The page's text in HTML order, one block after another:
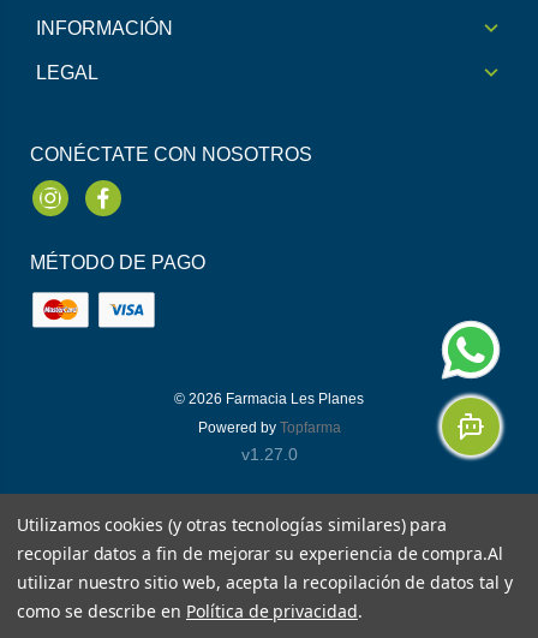
INFORMACIÓN
LEGAL
CONÉCTATE CON NOSOTROS
InstagramFacebook
MÉTODO DE PAGO
© 2026 Farmacia Les Planes
Powered by Topfarma
v1.27.0
Utilizamos cookies (y otras tecnologías similares) para
recopilar datos a fin de mejorar su experiencia de compra.Al
utilizar nuestro sitio web, acepta la recopilación de datos tal y
como se describe en Política de privacidad.